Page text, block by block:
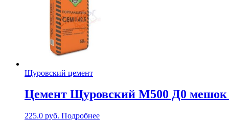
Щуровский цемент
Цемент Щуровский М500 Д0 мешок
225.0 руб. Подробнее